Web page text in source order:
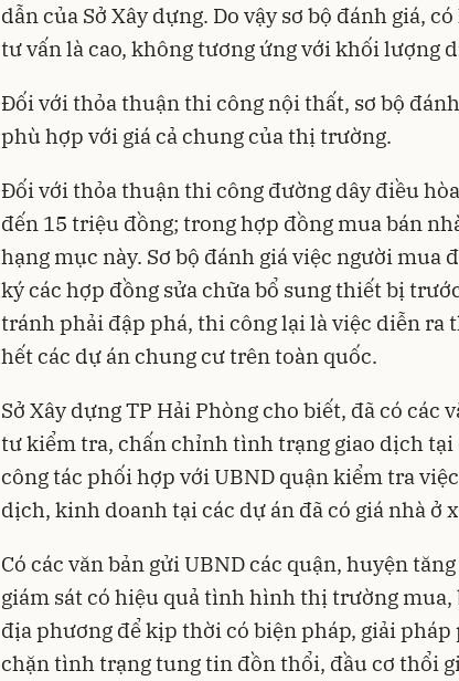
dẫn của Sở Xây dựng. Do vậy sơ bộ đánh giá,
tư vấn là cao, không tương ứng với khối lượng
Đối với thỏa thuận thi công nội thất, sơ bộ
phù hợp với giá cả chung của thị trường.
Đối với thỏa thuận thi công đường dây điều
đến 15 triệu đồng; trong hợp đồng mua bán
hạng mục này. Sơ bộ đánh giá việc người mua
ký các hợp đồng sửa chữa bổ sung thiết bị
tránh phải đập phá, thi công lại là việc diễn ra
hết các dự án chung cư trên toàn quốc.
Sở Xây dựng TP Hải Phòng cho biết, đã có các
tư kiểm tra, chấn chỉnh tình trạng giao dịch tại
công tác phối hợp với UBND quận kiểm tra
dịch, kinh doanh tại các dự án đã có giá nhà ở
Có các văn bản gửi UBND các quận, huyện
giám sát có hiệu quả tình hình thị trường mua,
địa phương để kịp thời có biện pháp, giải pháp
chặn tình trạng tung tin đồn thổi, đầu cơ thổi